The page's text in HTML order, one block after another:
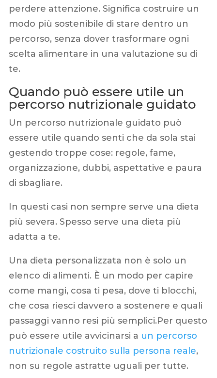
perdere attenzione. Significa costruire un
modo più sostenibile di stare dentro un
percorso, senza dover trasformare ogni
scelta alimentare in una valutazione su di
te.
Quando può essere utile un
percorso nutrizionale guidato
Un percorso nutrizionale guidato può
essere utile quando senti che da sola stai
gestendo troppe cose: regole, fame,
organizzazione, dubbi, aspettative e paura
di sbagliare.
In questi casi non sempre serve una dieta
più severa. Spesso serve una dieta più
adatta a te.
Una dieta personalizzata non è solo un
elenco di alimenti. È un modo per capire
come mangi, cosa ti pesa, dove ti blocchi,
che cosa riesci davvero a sostenere e quali
passaggi vanno resi più semplici.Per questo
può essere utile avvicinarsi a un percorso
nutrizionale costruito sulla persona reale,
non su regole astratte uguali per tutte.